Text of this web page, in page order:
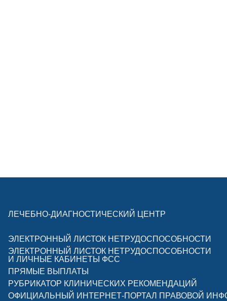
ЛЕЧЕБНО-ДИАГНОСТИЧЕСКИЙ ЦЕНТР
ЭЛЕКТРОННЫЙ ЛИСТОК НЕТРУДОСПОСОБНОСТИ
ЭЛЕКТРОННЫЙ ЛИСТОК НЕТРУДОСПОСОБНОСТИ
И ЛИЧНЫЕ КАБИНЕТЫ ФСС
ПРЯМЫЕ ВЫПЛАТЫ
РУБРИКАТОР КЛИНИЧЕСКИХ РЕКОМЕНДАЦИЙ
ОФИЦИАЛЬНЫЙ ИНТЕРНЕТ-ПОРТАЛ ПРАВОВОЙ